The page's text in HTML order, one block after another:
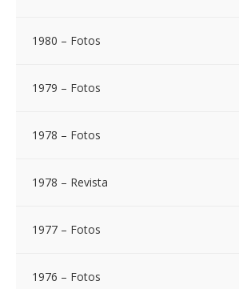
1980 – Fotos
1979 – Fotos
1978 – Fotos
1978 – Revista
1977 – Fotos
1976 – Fotos